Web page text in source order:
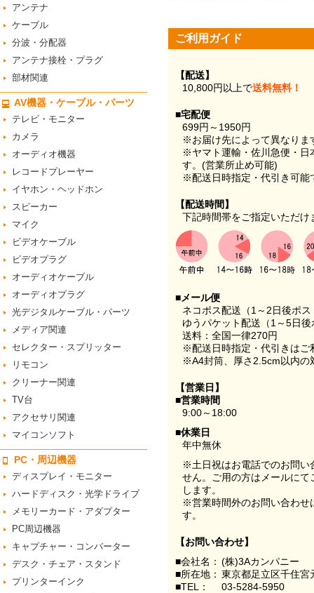
ご利用ガイド
【配送】
10,800円以上で送料無料！
■宅配便
699円～1950円
※お届け先によって異なりま
※ヤマト運輸・佐川急便・日
す。(営業所止め可能)
※配送日時指定・代引き可能
【配送時間】
下記時間帯をご指定いただけ
■メール便
ネコポス配送（1～2日後ポ
ゆうパケット配送（1～5日
送料：全国一律270円
※配送日時指定・代引きはご
※A4封筒、厚さ2.5cm以内の
【営業日】
■営業時間
9:00～18:00
■休業日
年中無休
※土日祝はお電話でのお問い
せん。ご用の方はメールに
します。
※営業時間外のお問い合わせ
す。
【お問い合わせ】
■会社名： (株)3Aカンパニー
■所在地： 東京都足立区千住
■TEL：
03-5284-5950
アンテナ
ケーブル
分波・分配器
アンテナ接栓・プラグ
部材関連
AV機器・ケーブル・パーツ
テレビ・モニター
カメラ
オーディオ機器
レコードプレーヤー
イヤホン・ヘッドホン
スピーカー
マイク
ビデオケーブル
ビデオプラグ
オーディオケーブル
オーディオプラグ
光デジタルケーブル・パーツ
メディア関連
セレクター・スプリッター
リモコン
クリーナー関連
TV台
アクセサリ関連
マイコンソフト
PC・周辺機器
ディスプレイ・モニター
ハードディスク・光学ドライブ
メモリーカード・アダプター
PC周辺機器
キャプチャー・コンバーター
デスク・チェア・スタンド
プリンターインク